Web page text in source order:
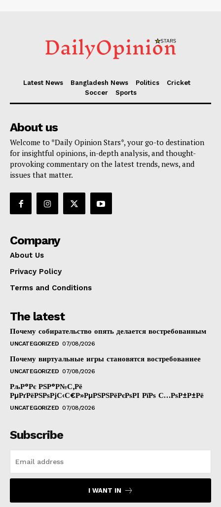
Latest News Bangladesh News Politics
Cricket
Soccer
Sports
About us
Welcome to *Daily Opinion Stars*, your go-to destination
for insightful opinions, in-depth analysis, and thought-
provoking commentary on the latest trends, news, and
issues that matter.
Company
About Us
Privacy Policy
Terms and Conditions
The latest
Почему собирательство опять делается востребованным
UNCATEGORIZED 07/08/2026
Почему виртуальные игры становятся востребованнее
UNCATEGORIZED 07/08/2026
РљР°Рє РЅР°Р№С‚Рё
РµРґРёРЅРѕРјС‹С€Р»РµРЅРЅРёРєРѕРІ РїРѕ С…РѕР±Р±Рё
UNCATEGORIZED 07/08/2026
Subscribe
I WANT IN